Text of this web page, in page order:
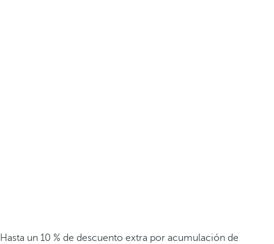
Hasta un 10 % de descuento extra por acumulación de